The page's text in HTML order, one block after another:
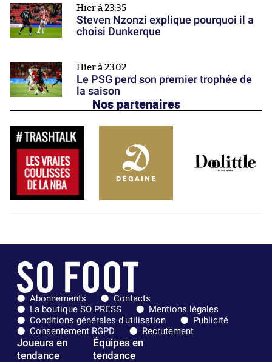
Hier à 23:35
Steven Nzonzi explique pourquoi il a
choisi Dunkerque
Hier à 23:02
Le PSG perd son premier trophée de
la saison
Nos partenaires
Abonnements
Contacts
La boutique SO PRESS
Mentions légales
Conditions générales d'utilisation
Publicité
Consentement RGPD
Recrutement
Joueurs en
tendance
Équipes en
tendance